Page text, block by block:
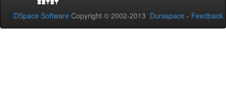
DSpace Software Copyright © 2002-2013 Duraspace - Feedback